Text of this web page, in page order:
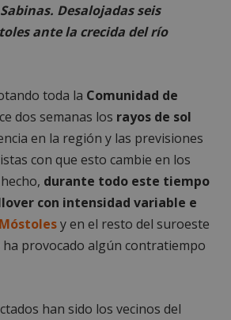
Desalojadas seis
ante la crecida del río
toda la Comunidad de
dos semanas los rayos de sol
en la región y las previsiones
con que esto cambie en los
durante todo este tiempo
con intensidad variable e
Móstolesy en el resto del suroeste
provocado algún contratiempo
han sido los vecinos del